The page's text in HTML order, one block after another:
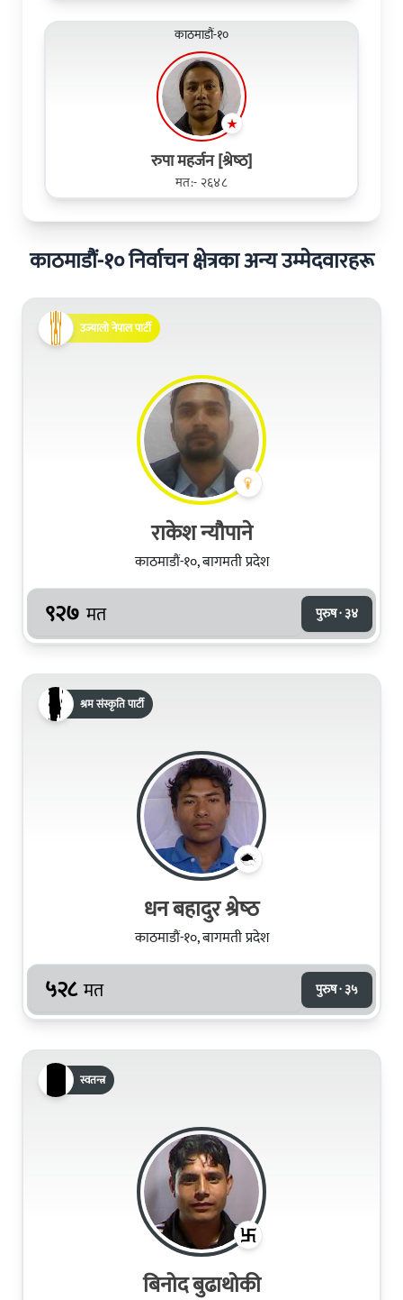
काठमाडौं-१०
रुपा महर्जन [श्रेष्‍ठ]
मत:- २६४८
काठमाडौं-१० निर्वाचन क्षेत्रका अन्य उम्मेदवारहरू
उज्यालो नेपाल पार्टी
राकेश न्यौपाने
काठमाडौं-१०, बागमती प्रदेश
९२७ मत पुरुष · ३४
श्रम संस्कृति पार्टी
धन बहादुर श्रेष्‍ठ
काठमाडौं-१०, बागमती प्रदेश
५२८ मत पुरुष · ३५
स्वतन्त्र
बिनोद बुढाथोकी